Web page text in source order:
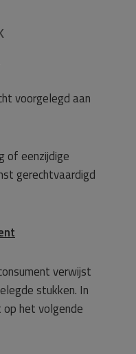
voorgelegd aan
of eenzijdige
gerechtvaardigd
verwijst
stukken. In
het volgende